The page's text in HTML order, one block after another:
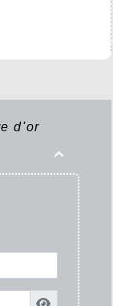
d'or
